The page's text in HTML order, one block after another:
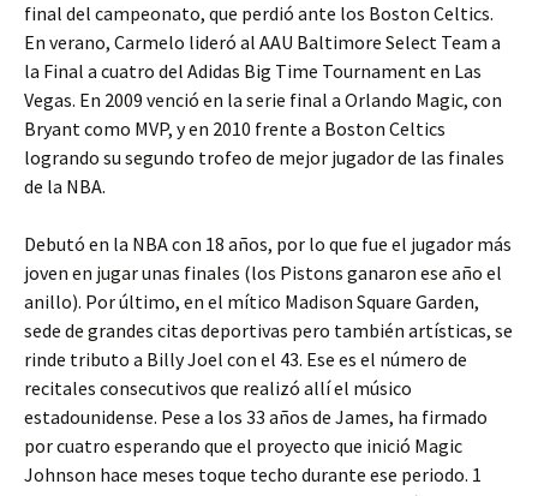
final del campeonato, que perdió ante los Boston Celtics.
En verano, Carmelo lideró al AAU Baltimore Select Team a
la Final a cuatro del Adidas Big Time Tournament en Las
Vegas. En 2009 venció en la serie final a Orlando Magic, con
Bryant como MVP, y en 2010 frente a Boston Celtics
logrando su segundo trofeo de mejor jugador de las finales
de la NBA.
Debutó en la NBA con 18 años, por lo que fue el jugador más
joven en jugar unas finales (los Pistons ganaron ese año el
anillo). Por último, en el mítico Madison Square Garden,
sede de grandes citas deportivas pero también artísticas, se
rinde tributo a Billy Joel con el 43. Ese es el número de
recitales consecutivos que realizó allí el músico
estadounidense. Pese a los 33 años de James, ha firmado
por cuatro esperando que el proyecto que inició Magic
Johnson hace meses toque techo durante ese periodo. 1